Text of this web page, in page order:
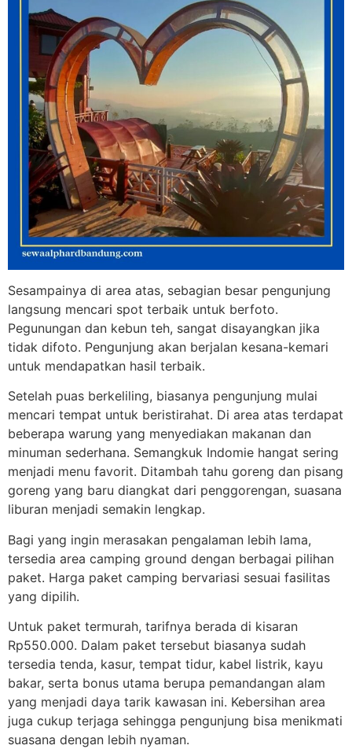
Sesampainya di area atas, sebagian besar pengunjung
langsung mencari spot terbaik untuk berfoto.
Pegunungan dan kebun teh, sangat disayangkan jika
tidak difoto. Pengunjung akan berjalan kesana-kemari
untuk mendapatkan hasil terbaik.
Setelah puas berkeliling, biasanya pengunjung mulai
mencari tempat untuk beristirahat. Di area atas terdapat
beberapa warung yang menyediakan makanan dan
minuman sederhana. Semangkuk Indomie hangat sering
menjadi menu favorit. Ditambah tahu goreng dan pisang
goreng yang baru diangkat dari penggorengan, suasana
liburan menjadi semakin lengkap.
Bagi yang ingin merasakan pengalaman lebih lama,
tersedia area camping ground dengan berbagai pilihan
paket. Harga paket camping bervariasi sesuai fasilitas
yang dipilih.
Untuk paket termurah, tarifnya berada di kisaran
Rp550.000. Dalam paket tersebut biasanya sudah
tersedia tenda, kasur, tempat tidur, kabel listrik, kayu
bakar, serta bonus utama berupa pemandangan alam
yang menjadi daya tarik kawasan ini. Kebersihan area
juga cukup terjaga sehingga pengunjung bisa menikmati
suasana dengan lebih nyaman.